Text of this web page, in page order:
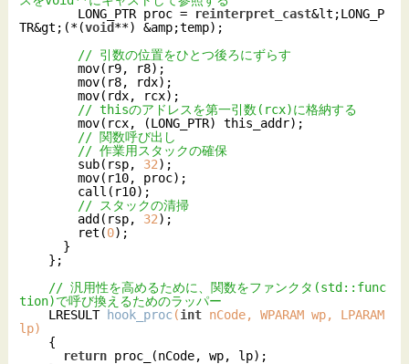
        LONG_PTR proc =
reinterpret_cast&lt;LONG_P
TR&gt;(*(void**) &amp;temp);
// 引数の位置をひとつ後ろにずらす
// thisのアドレスを第一引数(rcx)に格納する
// 関数呼び出し
// 作業用スタックの確保
        sub(rsp,
32);
// スタックの清掃
        add(rsp,
32);
        ret(
0);
// 汎用性を高めるために、関数をファンクタ(std::func
tion)で呼び換えるためのラッパー
LRESULT hook_proc(int nCode, WPARAM wp, LPARAM
lp)
{
return proc_(nCode, wp, lp);